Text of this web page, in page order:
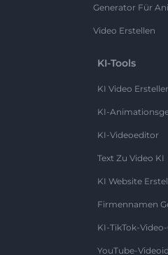
Generator Für
Video Erstellen
KI-Tools
KI Video
KI-
KI-Videoeditor
Text Zu Video KI
KI Website
Firmennamen
KI-TikTok-
YouTube-